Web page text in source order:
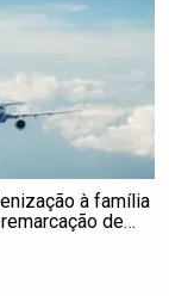
à família
de